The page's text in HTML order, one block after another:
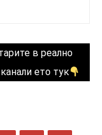
в реално
ето тук